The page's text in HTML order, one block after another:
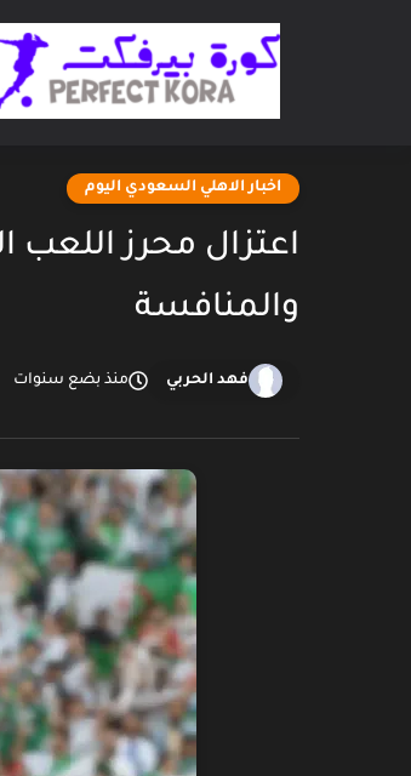
اخبار الاهلي السعودي اليوم
والمنافسة
فهد الحربي منذ بضع سنوات